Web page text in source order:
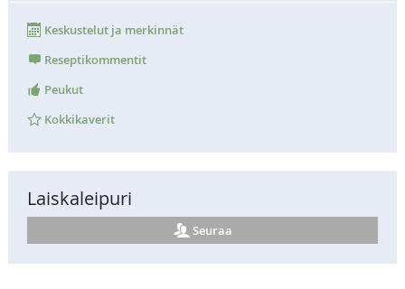
Keskustelut ja merkinnät
Reseptikommentit
Peukut
Kokkikaverit
Laiskaleipuri
Seuraa